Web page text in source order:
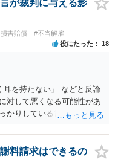
、「退所後しばらく芸能活
を事務所側から要求され
する際にいただいた契約
が、仮にこれらを要求さ
？ 【回答】 契約書に記載
があります。 もし上記の
示してもらってください。
が裁判に与える影
害賠償 #不当解雇
役にたった 18
を持たない」 などと反論
対して悪くなる可能性があ
かりしている書面でなけれ
と証拠の的確さに尽きま
。 法律的に全く意味がな
少なくとも記載する必要は
料請求はできるの